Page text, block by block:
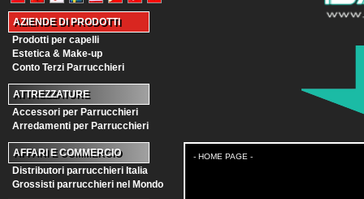
AZIENDE DI PRODOTTI
Prodotti per capelli
Estetica & Make-up
Conto Terzi Parrucchieri
ATTREZZATURE
Accessori per Parrucchieri
Arredamenti per Parrucchieri
AFFARI E COMMERCIO
Distributori parrucchieri Italia
Grossisti parrucchieri nel Mondo
- HOME PAGE -